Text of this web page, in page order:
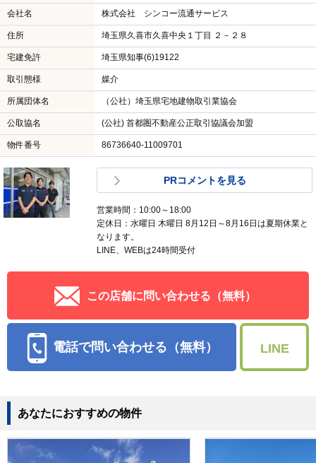
会社名 株式会社 シンコー流通サービス
住所 埼玉県久喜市久喜中央１丁目 ２－２８
宅建免許 埼玉県知事(6)19122
取引態様 媒介
所属団体名 （公社）埼玉県宅地建物取引業協会
公取協名 (公社) 首都圏不動産公正取引協議会加盟
物件番号 86736640-11009701
PRコメントを見る
営業時間：10:00～18:00
定休日：水曜日 木曜日 8月12日～8月16日は夏期休業と
なります。
LINE、WEBは24時間受付
この店舗に問い合わせる（無料）
電話で問い合わせる（無料） LINE
あなたにおすすめの物件